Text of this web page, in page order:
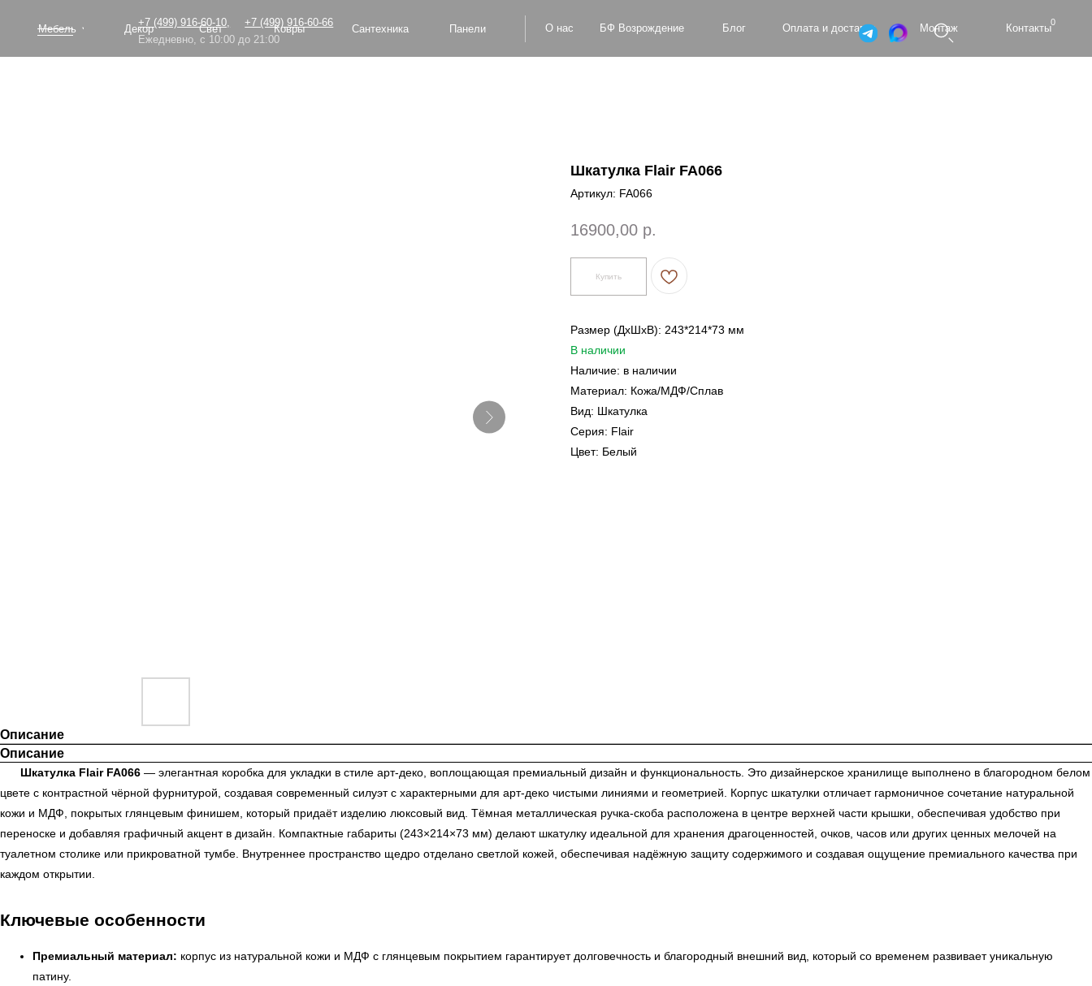
+7 (499) 916-60-66
+7 (499) 916-60-10,
Ежедневно, с 10:00 до 21:00
Панели
Сантехника
Свет
Декор Контакты
Монтаж
Оплата и доставка
БФ Возрождение Блог
Мебель Ковры
Шкатулка Flair FA066
Артикул: FA066
16900,00 р.
Купить
Размер (ДxШxВ): 243*214*73 мм
В наличии
Наличие: в наличии
Материал: Кожа/МДФ/Сплав
Вид: Шкатулка
Серия: Flair
Цвет: Белый
Описание
Описание
Шкатулка Flair FA066 — элегантная коробка для укладки в стиле арт-деко, воплощающая премиальный дизайн и функциональность. Это дизайнерское хранилище выполнено в благородном белом
цвете с контрастной чёрной фурнитурой, создавая современный силуэт с характерными для арт-деко чистыми линиями и геометрией. Корпус шкатулки отличает гармоничное сочетание натуральной
кожи и МДФ, покрытых глянцевым финишем, который придаёт изделию люксовый вид. Тёмная металлическая ручка-скоба расположена в центре верхней части крышки, обеспечивая удобство при
переноске и добавляя графичный акцент в дизайн. Компактные габариты (243×214×73 мм) делают шкатулку идеальной для хранения драгоценностей, очков, часов или других ценных мелочей на
туалетном столике или прикроватной тумбе. Внутреннее пространство щедро отделано светлой кожей, обеспечивая надёжную защиту содержимого и создавая ощущение премиального качества при
каждом открытии.
Ключевые особенности
Премиальный материал: корпус из натуральной кожи и МДФ с глянцевым покрытием гарантирует долговечность и благородный внешний вид, который со временем развивает уникальную
патину.